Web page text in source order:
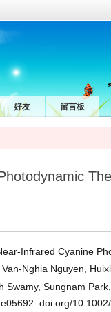
好友 留言板
Infrared Cyanine
Nghia Nguyen,
Swamy, Sungnam Park,
doi.org/